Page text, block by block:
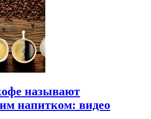
называют
напитком: видео